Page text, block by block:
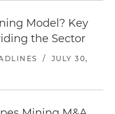
Model? Key
the Sector
/
JULY 30,